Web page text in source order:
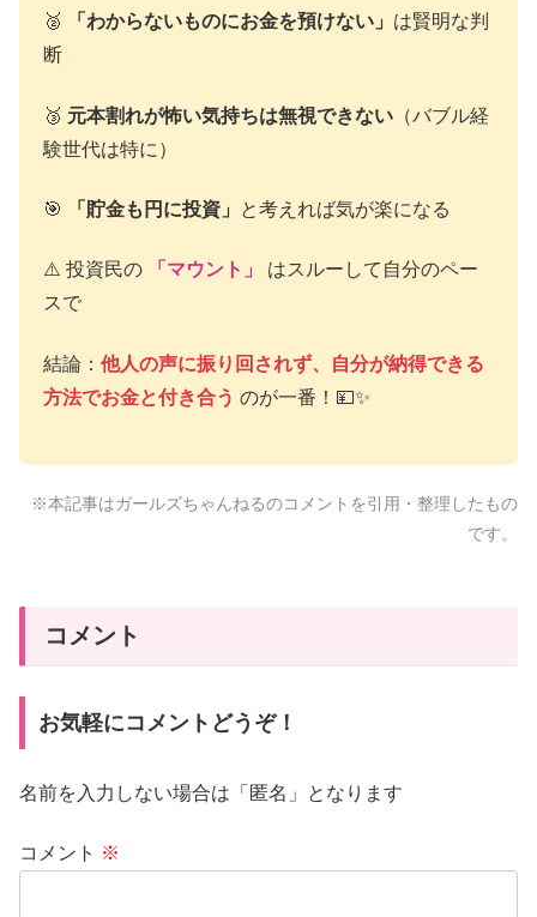
🥈 「わからないものにお金を預けない」 は賢明な判
断
🥉 元本割れが怖い気持ちは無視できない （バブル経
験世代は特に）
🎯 「貯金も円に投資」 と考えれば気が楽になる
⚠️ 投資民の 「マウント」
はスルーして自分のペー
スで
結論： 他人の声に振り回されず、自分が納得できる
方法でお金と付き合う のが一番！💴✨
※本記事はガールズちゃんねるのコメントを引用・整理したもの
です。
コメント
お気軽にコメントどうぞ！
名前を入力しない場合は「匿名」となります
コメント ※